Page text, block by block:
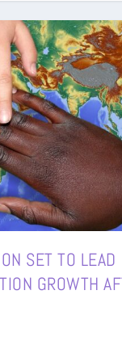
SET TO LEAD
GROWTH